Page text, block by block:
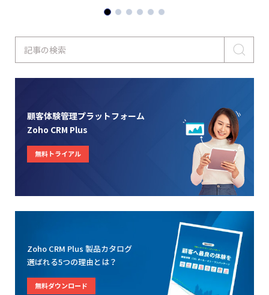
記事の検索
顧客体験管理プラットフォーム
Zoho CRM Plus
無料トライアル
Zoho CRM Plus 製品カタログ
選ばれる5つの理由とは？
無料ダウンロード